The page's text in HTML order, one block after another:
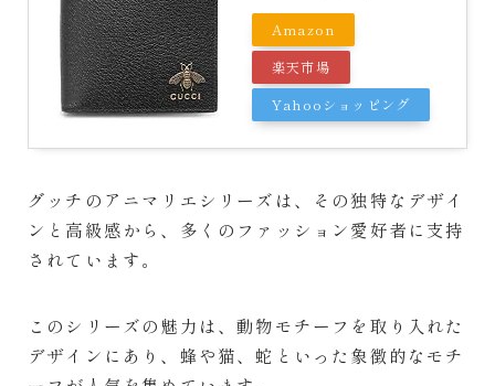
SEIKO
RICHARD MILLE
Amazon
楽天市場
Yahooショッピング
グッチのアニマリエシリーズは、その独特なデザイ
ンと高級感から、多くのファッション愛好者に支持
されています。
このシリーズの魅力は、動物モチーフを取り入れた
デザインにあり、蜂や猫、蛇といった象徴的なモチ